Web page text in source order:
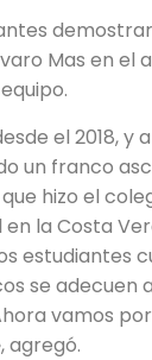
Mas en el
el 2018, y
un franco
hizo el
la Costa
estudiantes
se adecuen
vamos
agregó.